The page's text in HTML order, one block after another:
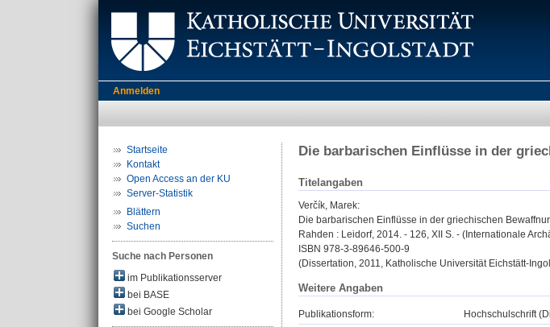
Anmelden
Startseite
Kontakt
Open Access an der KU
Server-Statistik
Blättern
Suchen
Suche nach Personen
im Publikationsserver
bei BASE
bei Google Scholar
Die barbarischen Einflüsse in der
Titelangaben
Verčík, Marek:
Die barbarischen Einflüsse in der griechischen
Rahden : Leidorf, 2014. - 126, XII S. - (Internationale
ISBN 978-3-89646-500-9
(Dissertation, 2011, Katholische Universität Eichstätt-
Weitere Angaben
Publikationsform:
Hochschulschrift